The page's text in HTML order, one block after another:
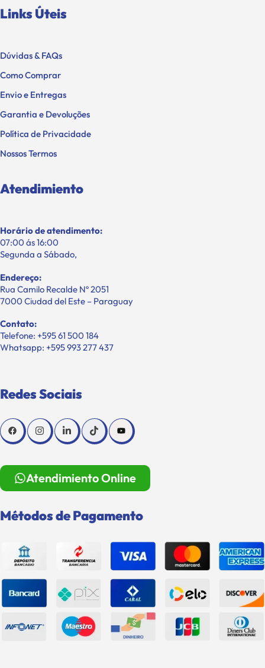
Links Úteis
Dúvidas & FAQs
Como Comprar
Envio e Entregas
Garantia e Devoluções
Política de Privacidade
Nossos Termos
Atendimiento
Horário de atendimento:
07:00 ás 16:00
Segunda a Sábado,
Endereço:
Rua Camilo Recalde Nº 2051
7000 Ciudad del Este – Paraguay
Contato:
Telefone: +595 61 500 184
Whatsapp: +595 993 277 437
Redes Sociais
Atendimiento Online
Métodos de Pagamento